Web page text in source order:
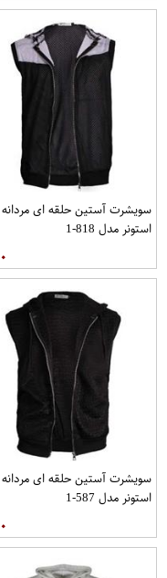
سویشرت آستین حلقه ای مردانه
استونر مدل 818-1
۰
سویشرت آستین حلقه ای مردانه
استونر مدل 587-1
۰